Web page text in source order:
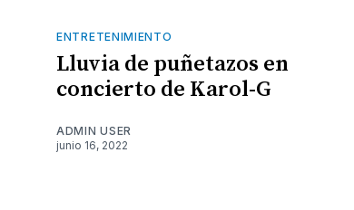
ENTRETENIMIENTO
Lluvia de puñetazos en
concierto de Karol-G
ADMIN USER
junio 16, 2022